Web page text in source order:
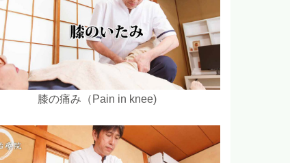
膝の痛み（Pain in knee)